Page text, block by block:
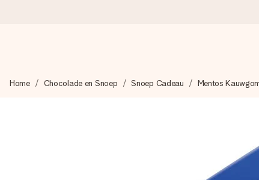
We maken jouw cadeau met zorg en zorgen dat het
Onze cadeaus worden gewaardeerd. Klanten beoordelen
Home Chocolade en Snoep Snoep Cadeau Mentos